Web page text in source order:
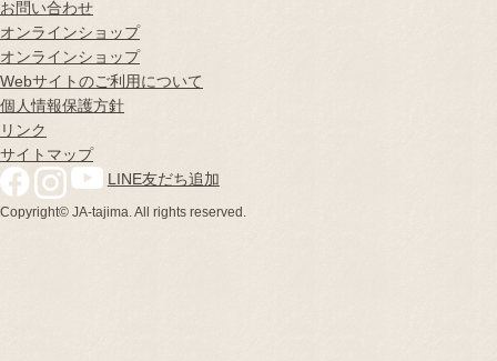
お問い合わせ
オンラインショップ
オンラインショップ
Webサイトのご利用について
個人情報保護方針
リンク
サイトマップ
LINE友だち追加
Copyright© JA-tajima. All rights reserved.